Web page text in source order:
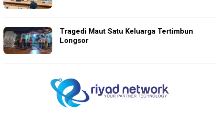
Tragedi Maut Satu Keluarga Tertimbun
Longsor